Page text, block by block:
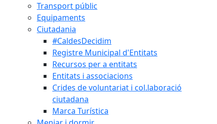
Transport públic
Equipaments
Ciutadania
#CaldesDecidim
Registre Municipal d'Entitats
Recursos per a entitats
Entitats i associacions
Crides de voluntariat i col.laboració
ciutadana
Marca Turística